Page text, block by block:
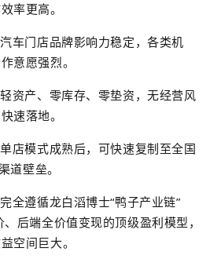
率更高。
车门店品牌影响力稳定，各类机
意愿强烈。
资产、零库存、零垫资，无经营风
速落地。
店模式成熟后，可快速复制至全国
道壁垒。
全遵循龙白滔博士“鸭子产业链”
后端全价值变现的顶级盈利模型，
空间巨大。